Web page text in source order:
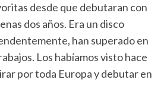
desde que debutaran con
dos años. Era un disco
han superado en
Los habíamos visto hace
por toda Europa y debutar en